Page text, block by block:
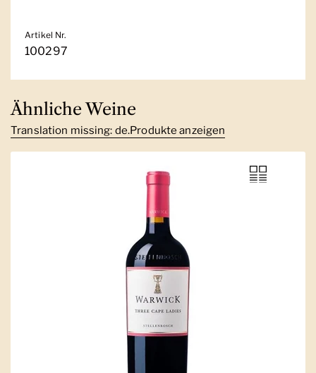
Artikel Nr.
100297
Ähnliche Weine
Translation missing: de.Produkte anzeigen